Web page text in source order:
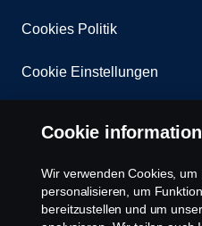
Cookies Politik
Cookie Einstellungen
© Copyright Scania 2025 All
Cookie information
Wir verwenden Cookies,
personalisieren, um
bereitzustellen und um